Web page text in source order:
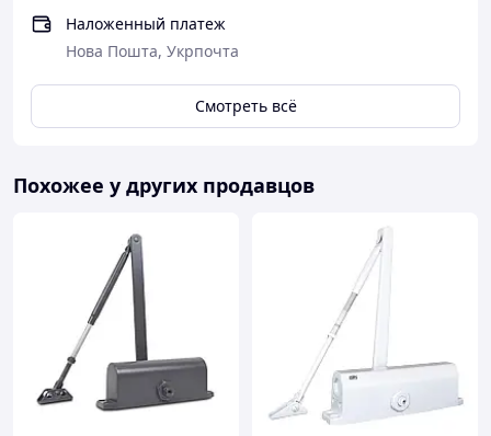
Наложенный платеж
Нова Пошта, Укрпочта
Смотреть всё
Похожее у других продавцов